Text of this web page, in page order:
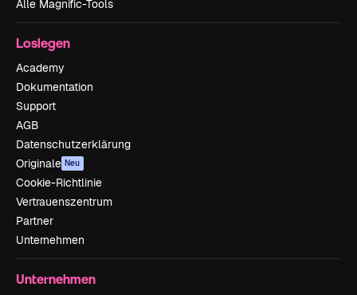
Alle Magnific-Tools
Loslegen
Academy
Dokumentation
Support
AGB
Datenschutzerklärung
Originale Neu
Cookie-Richtlinie
Vertrauenszentrum
Partner
Unternehmen
Unternehmen